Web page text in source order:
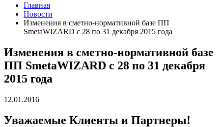
Главная
Новости
Изменения в сметно-нормативной базе ПП
SmetaWIZARD c 28 по 31 декабря 2015 года
Изменения в сметно-нормативной базе
ПП SmetaWIZARD c 28 по 31 декабря
2015 года
12.01.2016
Уважаемые Клиенты и Партнеры!